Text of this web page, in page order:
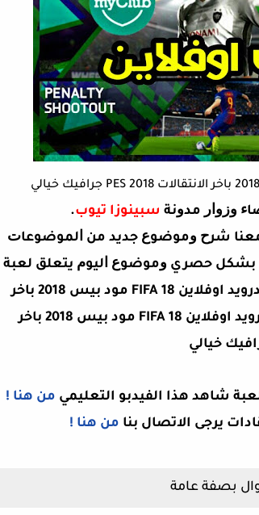
ﻭﺯﻭﺍﺭ ﻣﺪﻭﻧﺔ سبينوزا تيوب.
ﻣﻌﻨﺎ ﺷﺮﺡ ﻭﻣﻮﺿﻮﻉ ﺟﺪﻳﺪ ﻣﻦ ﺍﻟﻤﻮﺿﻮﻋﺎﺕ
ﺑﺸﻜﻞ ﺣﺼﺮي ﻭﻣﻮﺿﻮﻉ ﺍﻟﻴﻮﻡ ﻳﺘﻌﻠﻖ لعبة
فيفا 18 للاندرويد ﻭﺑﺎﻟﺘﺤﺪﻳﺪ تحميل لعبة فيفا 18 للاندرويد اوفلاين FIFA 18 مود بيس 2018 باخر
تحميل لعبة فيفا 18 للاندرويد اوفلاين FIFA 18 مود بيس 2018 باخر
شاهد هذا الفيدبو التعليمي من هنا !
يرجى الاتصال بنا من هنا !
بصفة عامة